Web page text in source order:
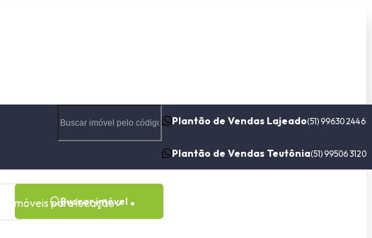
Plantão de Vendas Lajeado(51) 99630 2446
Plantão de Vendas Teutônia(51) 99506 3120
Imóveis para locação
Buscar imóvel